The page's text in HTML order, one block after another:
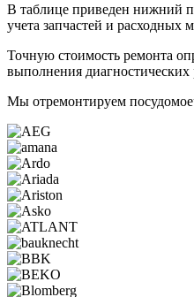
В таблице приведен нижний
учета запчастей и расходных
Точную стоимость ремонта
выполнения диагностических
Мы отремонтируем